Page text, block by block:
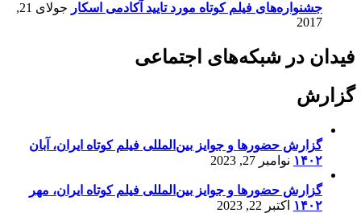
جشنواره‌های فیلم کوتاه مورد تایید آکادمی اسکار
جولای 21,
2017
فیدان در شبکه‌های اجتماعی
گزارش
گزارش حضورها و جوایز بین‌المللی فیلم کوتاه ایران، آبان
۱۴۰۲ نوامبر 27, 2023
گزارش حضورها و جوایز بین‌المللی فیلم کوتاه ایران، مهر
۱۴۰۲ اکتبر 22, 2023